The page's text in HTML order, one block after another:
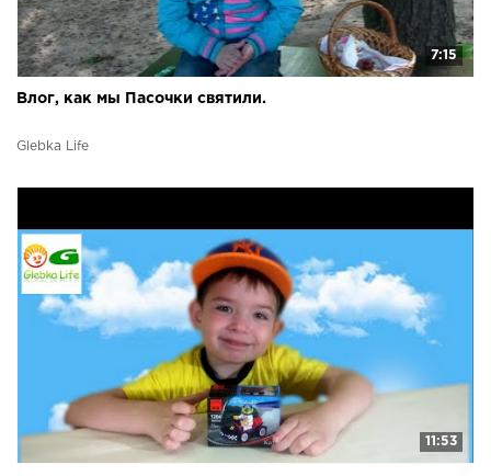
7:15
Влог, как мы Пасочки святили.
Glebka Life
11:53